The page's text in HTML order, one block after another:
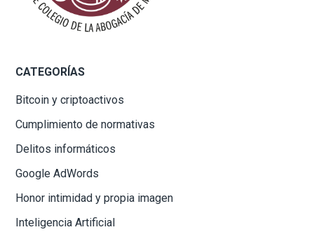
CATEGORÍAS
Bitcoin y criptoactivos
Cumplimiento de normativas
Delitos informáticos
Google AdWords
Honor intimidad y propia imagen
Inteligencia Artificial